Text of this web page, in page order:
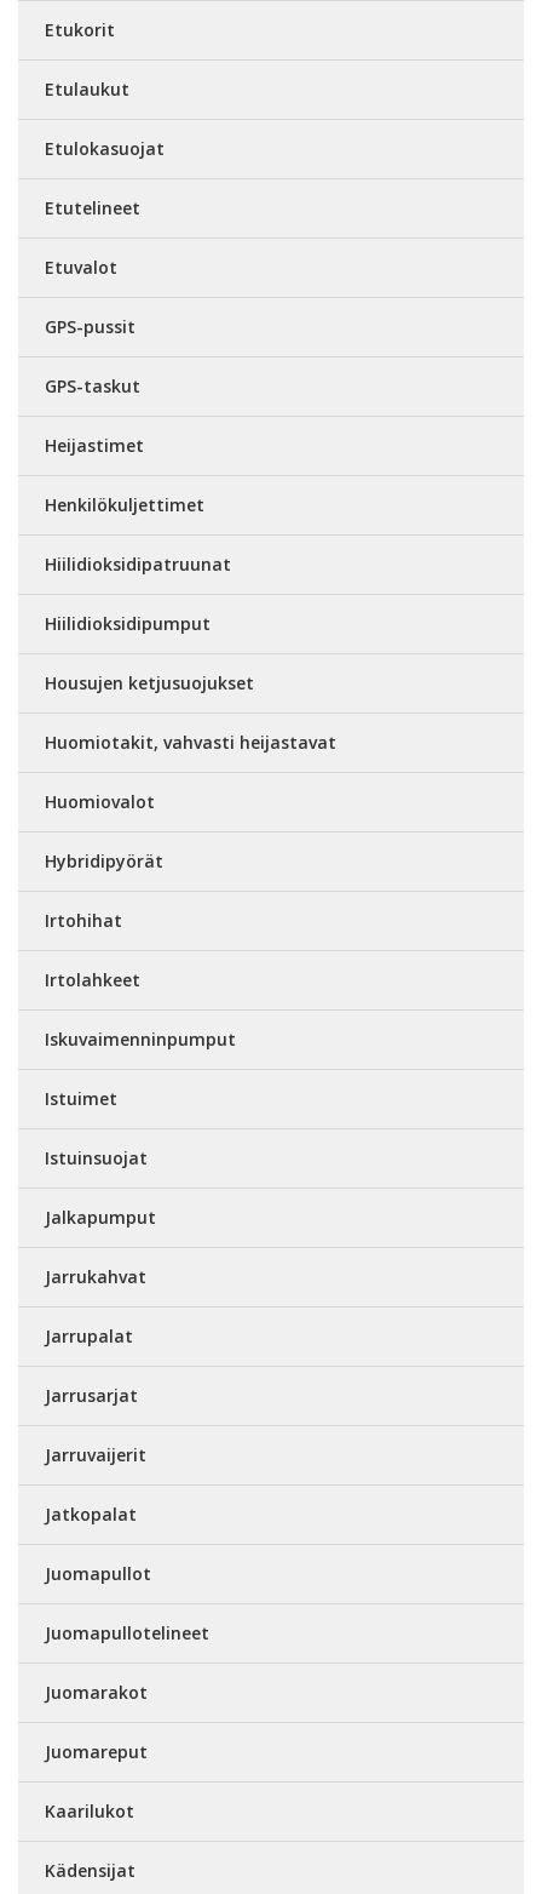
Etukorit
Etulaukut
Etulokasuojat
Etutelineet
Etuvalot
GPS-pussit
GPS-taskut
Heijastimet
Henkilökuljettimet
Hiilidioksidipatruunat
Hiilidioksidipumput
Housujen ketjusuojukset
Huomiotakit, vahvasti heijastavat
Huomiovalot
Hybridipyörät
Irtohihat
Irtolahkeet
Iskuvaimenninpumput
Istuimet
Istuinsuojat
Jalkapumput
Jarrukahvat
Jarrupalat
Jarrusarjat
Jarruvaijerit
Jatkopalat
Juomapullot
Juomapullotelineet
Juomarakot
Juomareput
Kaarilukot
Kädensijat